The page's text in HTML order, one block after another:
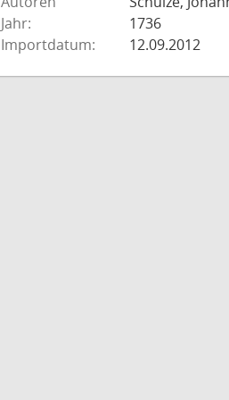
Jahr:
1736
Importdatum:
12.09.2012